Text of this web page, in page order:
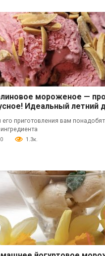
мороженое —
Идеальный летний
его приготовления вам
0 1.3к.